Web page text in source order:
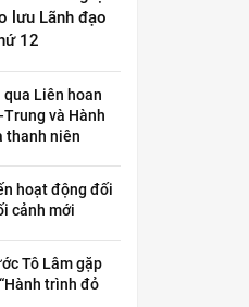
lưu Lãnh đạo
12
qua Liên hoan
và Hành
thanh niên
hoạt động đối
cảnh mới
Tô Lâm gặp
trình đỏ